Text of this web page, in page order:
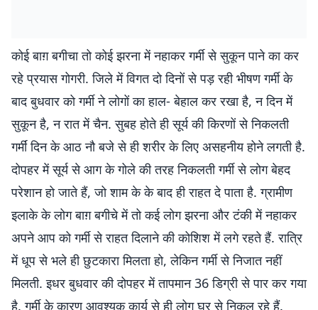
कोई बाग़ बगीचा तो कोई झरना में नहाकर गर्मी से सुकून पाने का कर
रहे प्रयास गोगरी. जिले में विगत दो दिनों से पड़ रही भीषण गर्मी के
बाद बुधवार को गर्मी ने लोगों का हाल- बेहाल कर रखा है, न दिन में
सुकून है, न रात में चैन. सुबह होते ही सूर्य की किरणों से निकलती
गर्मीं दिन के आठ नौ बजे से ही शरीर के लिए असहनीय होने लगती है.
दोपहर में सूर्य से आग के गोले की तरह निकलती गर्मी से लोग बेहद
परेशान हो जाते हैं, जो शाम के के बाद ही राहत दे पाता है. ग्रामीण
इलाके के लोग बाग़ बगीचे में तो कई लोग झरना और टंकी में नहाकर
अपने आप को गर्मी से राहत दिलाने की कोशिश में लगे रहते हैं. रात्रि
में धूप से भले ही छुटकारा मिलता हो, लेकिन गर्मी से निजात नहीं
मिलती. इधर बुधवार की दोपहर में तापमान 36 डिग्री से पार कर गया
है. गर्मी के कारण आवश्यक कार्य से ही लोग घर से निकल रहे हैं.